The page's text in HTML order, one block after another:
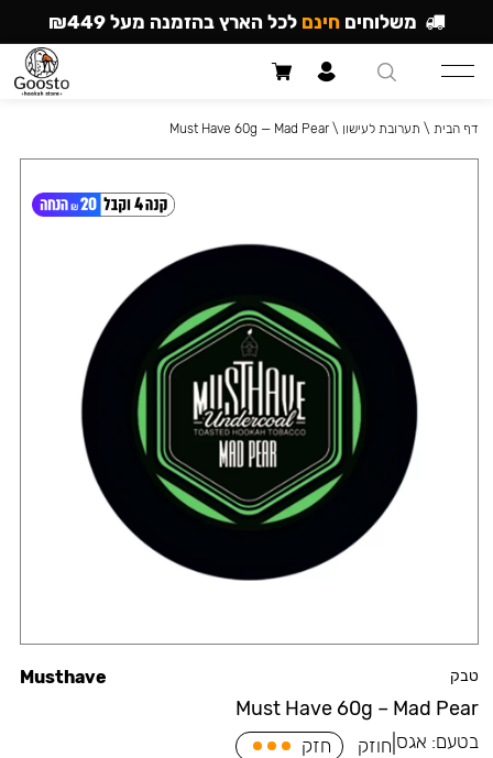
טבק
Must Have 60g – Mad Pear
Musthave
בטעם: אגס חוזק חזק
דף הבית \ תערובת לעישון \
Must Have 60g — Mad Pear
משלוחים חינם לכל הארץ בהזמנה מעל ₪449